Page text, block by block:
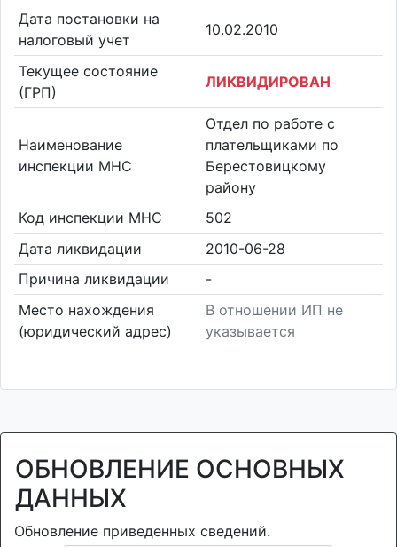
Дата постановки на
налоговый учет
10.02.2010
Текущее состояние
(ГРП)
ЛИКВИДИРОВАН
Наименование
инспекции МНС
Отдел по работе с
плательщиками по
Берестовицкому
району
Код инспекции МНС
502
Дата ликвидации
2010-06-28
Причина ликвидации
-
Место нахождения
(юридический адрес)
В отношении ИП не
указывается
ОБНОВЛЕНИЕ ОСНОВНЫХ
ДАННЫХ
Обновление приведенных сведений.